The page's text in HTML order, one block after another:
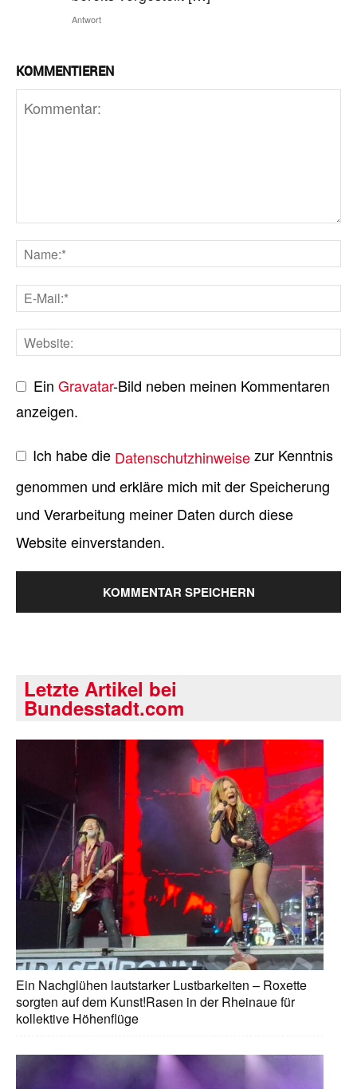
Antwort
KOMMENTIEREN
EinGravatar-Bild neben meinen Kommentaren
anzeigen.
Ich habe die Datenschutzhinweisezur Kenntnis
genommen und erkläre mich mit der Speicherung
und Verarbeitung meiner Daten durch diese
Website einverstanden.
Letzte Artikel bei
Bundesstadt.com
Ein Nachglühen lautstarker Lustbarkeiten – Roxette
sorgten auf dem Kunst!Rasen in der Rheinaue für
kollektive Höhenflüge